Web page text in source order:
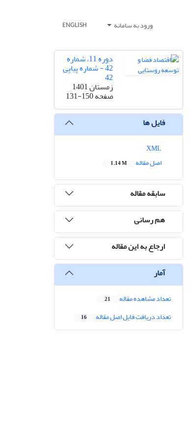
ورود به سامانه ENGLISH
دوره 11، شماره
42 - شماره پیاپی
42
زمستان 1401
صفحه131-150
فایل ها
اصل مقاله
1.14 M
سابقه مقاله
هم رسانی
ارجاع به این مقاله
آمار
تعداد مشاهده مقاله 21
تعداد دریافت فایل اصل مقاله 16